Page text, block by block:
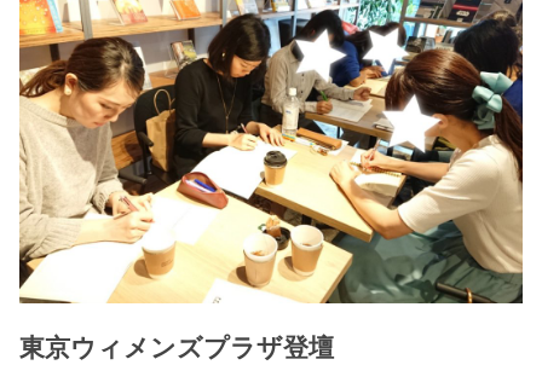
東京ウィメンズプラザ登壇